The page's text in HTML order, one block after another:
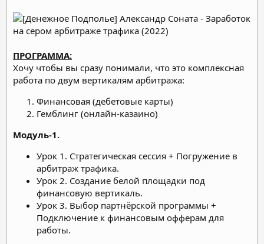
ПРОГРАММА:
Хочу чтобы вы сразу понимали, что это комплексная
работа по двум вертикалям арбитража:
Финансовая (дебетовые карты)
Гемблинг (онлайн-казаино)
Модуль-1.
Урок 1. Стратегическая сессия + Погружение в
арбитраж трафика.
Урок 2. Создание белой площадки под
финансовую вертикаль.
Урок 3. Выбор партнёрской программы +
Подключение к финансовым офферам для
работы.